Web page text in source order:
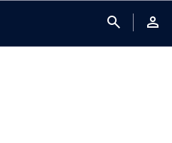
search person